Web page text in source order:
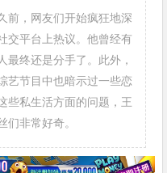
前，网友们开始疯狂地深
交平台上热议。他曾经有
最终还是分手了。此外，
艺节目中也暗示过一些恋
些私生活方面的问题，王
们非常好奇。